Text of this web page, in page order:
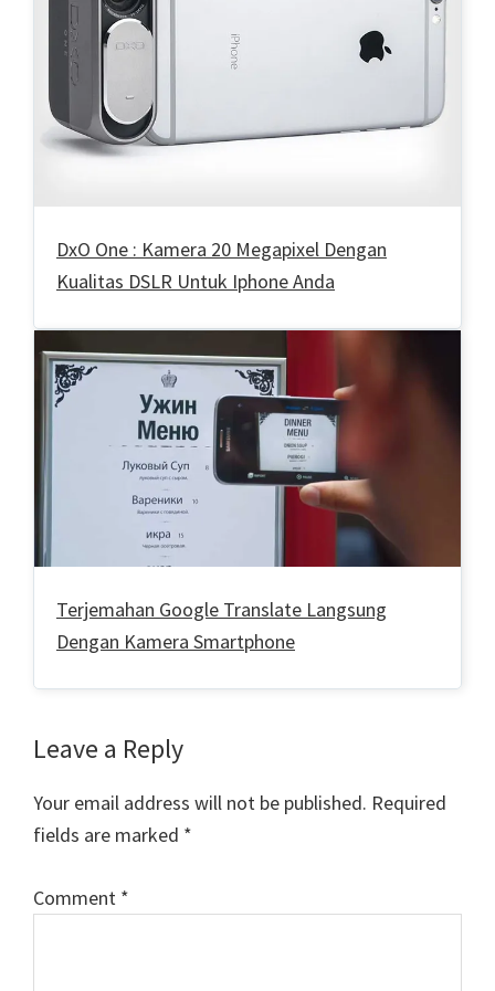
DxO One : Kamera 20 Megapixel Dengan
Kualitas DSLR Untuk Iphone Anda
Terjemahan Google Translate Langsung
Dengan Kamera Smartphone
Reader
Interactions
Leave a Reply
Your email address will not be published. Required
fields are marked *
Comment *